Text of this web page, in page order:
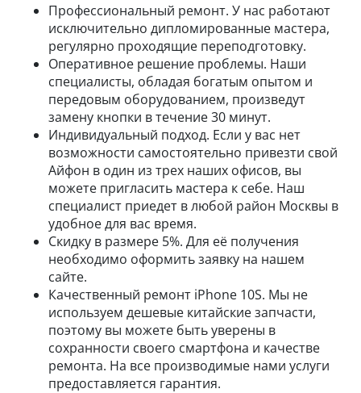
Профессиональный ремонт. У нас работают
исключительно дипломированные мастера,
регулярно проходящие переподготовку.
Оперативное решение проблемы. Наши
специалисты, обладая богатым опытом и
передовым оборудованием, произведут
замену кнопки в течение 30 минут.
Индивидуальный подход. Если у вас нет
возможности самостоятельно привезти свой
Айфон в один из трех наших офисов, вы
можете пригласить мастера к себе. Наш
специалист приедет в любой район Москвы в
удобное для вас время.
Скидку в размере 5%. Для её получения
необходимо оформить заявку на нашем
сайте.
Качественный ремонт iPhone 10S. Мы не
используем дешевые китайские запчасти,
поэтому вы можете быть уверены в
сохранности своего смартфона и качестве
ремонта. На все производимые нами услуги
предоставляется гарантия.